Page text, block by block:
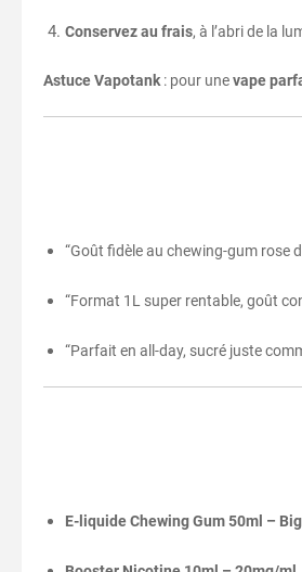
Conservez au frais, à l’abri de la
Astuce Vapotank : pour unevape
“Goût fidèle au chewing-gum rose
“Format 1L super rentable, goût
“Parfait en all-day, sucré juste
E-liquide Chewing Gum 50ml –